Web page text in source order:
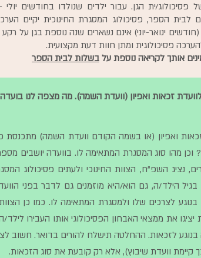
פסיכולוג/ית הגן. עבור ילדים שנולדו בחודשים
לבית הספר, פסיכולוג המסגרת החינוכית יקיים
ינואר-יוני) אינם נשארים שנה נוספת בגן על
פסיכולוגית ומתן חוות דעת מקצועית.
אותך לקריאה נוספת על בשלות לבית הספר
זכאות ואפיון (וועדת השמה). מה מצפה לנו
ואפיון (או בשמה הקודם וועדת השמה) מתכנסת
וכן מהו סוג המסגרת המתאימה לו. בוועדה יושבים
נציג השפ"ח, הצוות החינוכי ולעתים פסיכולוג
בגיל הילד/ה, גם הוא/היא מוזמנים גם לדבר בפני
לצרכים שלו ולמסגרת המתאימה לו. כמו כן הצוות
את ממצאי האבחון הפסיכולוגי אותו העבירו
לזכאות. ההחלטה תישלח להורים בדואר. חשוב
קיימת וועדת שיבוץ), אלא רק קובעת את סוג הזכאות.